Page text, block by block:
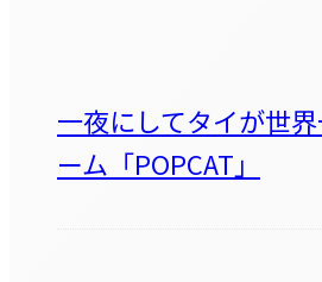
一夜にしてタイが世
ーム「POPCAT」